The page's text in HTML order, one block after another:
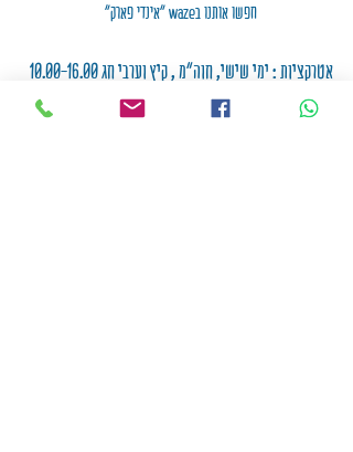
חפשו אותנו בwaze "אינדי פארק"
אטרקציות : ימי שישי, חוה"מ , קיץ וערבי חג10.00-16.00
*ראו לוח מודעות
*כניסה אחרונה לאתר עד השעה 14.00